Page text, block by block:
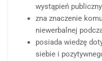
wystąpień
zna znaczenie
niewerbalnej
posiada wiedzę
siebie i